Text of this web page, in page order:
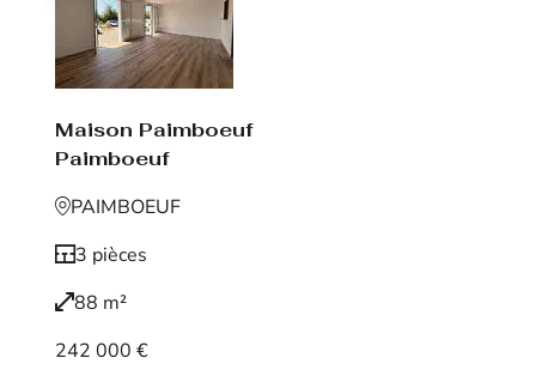
Maison Paimboeuf
Paimboeuf
PAIMBOEUF
3 pièces
88 m²
242 000 €